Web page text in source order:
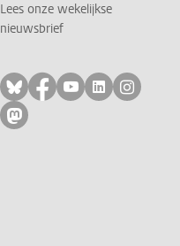
Lees onze wekelijkse
nieuwsbrief
Volg ons op bluesky
Volg ons op
Volg ons op
Volg ons
Volg
Volg ons op mastodon